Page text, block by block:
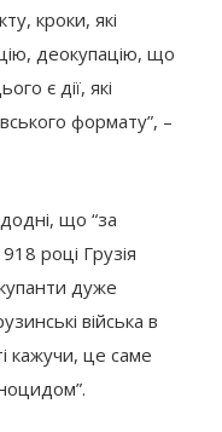
кроки, які
деокупацію, що
є дії, які
формату”, –
що “за
році Грузія
дуже
війська в
кажучи, це саме